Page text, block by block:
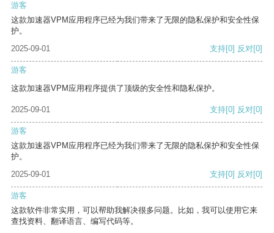
游客
这款加速器VPM应用程序已经为我们带来了无限的隐私保护和安全性保
护。
2025-09-01
支持[0] 反对[0]
游客
这款加速器VPM应用程序提供了顶级的安全性和隐私保护。
2025-09-01 支持[0] 反对[0]
游客
这款加速器VPM应用程序已经为我们带来了无限的隐私保护和安全性保
护。
2025-09-01
支持[0] 反对[0]
游客
这款软件非常实用，可以帮助我解决很多问题。比如，我可以使用它来
查找资料、翻译语言、编写代码等。